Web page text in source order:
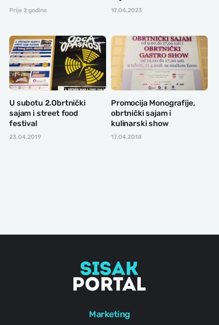
Prije 2 godine 17.04.2023
U subotu 2.Obrtnički
sajam i street food
festival
23.04.2019
Promocija Monografije,
obrtnički sajam i
kulinarski show
17.04.2018
Marketing